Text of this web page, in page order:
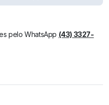
pelo WhatsApp (43) 3327-